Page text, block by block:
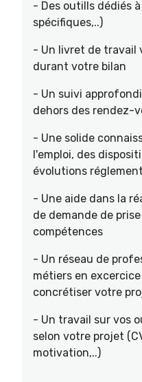
- Des outills dédiés
spécifiques,..)
- Un livret de travail
durant votre bilan
- Un suivi
dehors des rendez-
- Une solide
l'emploi, des
évolutions
- Une aide dans la
de demande de
compétences
- Un réseau de
métiers en
concrétiser votre
- Un travail sur vos
selon votre projet
motivation,..)